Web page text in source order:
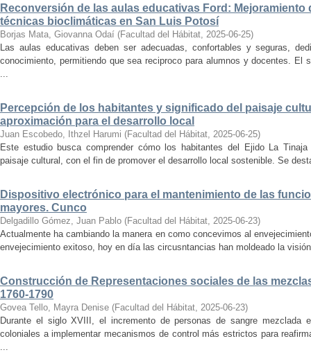
Reconversión de las aulas educativas Ford:
técnicas bioclimáticas en San Luis Potosí
Borjas Mata, Giovanna Odaí (Facultad del Hábitat, 2025-06-25)
Las aulas educativas deben ser adecuadas, confortables y seguras,
conocimiento, permitiendo que sea reciproco para alumnos y docentes. El
...
Percepción de los habitantes y significado del paisaje
aproximación para el desarrollo local
Juan Escobedo, Ithzel Harumi (Facultad del Hábitat, 2025-06-25)
Este estudio busca comprender cómo los habitantes del Ejido La
paisaje cultural, con el fin de promover el desarrollo local sostenible. Se
Dispositivo electrónico para el mantenimiento de las
mayores. Cunco
Delgadillo Gómez, Juan Pablo (Facultad del Hábitat, 2025-06-23)
Actualmente ha cambiando la manera en como concevimos al
envejecimiento exitoso, hoy en día las circusntancias han moldeado la
Construcción de Representaciones sociales de las
1760-1790
Govea Tello, Mayra Denise (Facultad del Hábitat, 2025-06-23)
Durante el siglo XVIII, el incremento de personas de sangre
coloniales a implementar mecanismos de control más estrictos para
...